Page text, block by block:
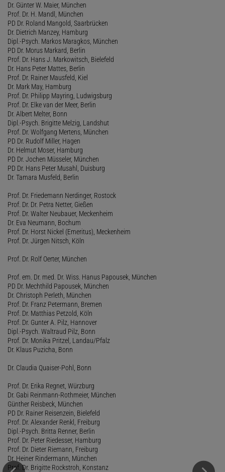
Dr. Günter W. Maier, München
Prof. Dr. H. Mandl, München
PD Dr. Roland Mangold, Saarbrücken
Dr. Dietrich Manzey, Hamburg
Dipl.-Psych. Markos Maragkos, München
PD Dr. Morus Markard, Berlin
Prof. Dr. Hans J. Markowitsch, Bielefeld
Dr. Hans Peter Mattes, Berlin
Prof. Dr. Rainer Mausfeld, Kiel
Dr. Mark May, Hamburg
Prof. Dr. Philipp Mayring, Ludwigsburg
Prof. Dr. Elke van der Meer, Berlin
Dr. Albert Melter, Bonn
Dipl.-Psych. Brigitte Melzig, Landshut
Prof. Dr. Wolfgang Mertens, München
PD Dr. Rudolf Miller, Hagen
Dr. Helmut Moser, Hamburg
PD Dr. Jochen Müsseler, München
PD Dr. Hans Peter Musahl, Duisburg
Dr. Tamara Musfeld, Berlin
Prof. Dr. Friedemann Nerdinger, Rostock
Prof. Dr. Dr. Petra Netter, Gießen
Prof. Dr. Walter Neubauer, Meckenheim
Dr. Eva Neumann, Bochum
Prof. Dr. Horst Nickel (Emeritus), Meckenheim
Prof. Dr. Jürgen Nitsch, Köln
Prof. Dr. Rolf Oerter, München
Prof. em. Dr. med. Dr. Wiss. Hanus Papousek, München
PD Dr. Mechthild Papousek, München
Dr. Christoph Perleth, München
Prof. Dr. Franz Petermann, Bremen
Prof. Dr. Matthias Petzold, Köln
Prof. Dr. Gunter A. Pilz, Hannover
Dipl.-Psych. Waltraud Pilz, Bonn
Prof. Dr. Monika Pritzel, Landau/Pfalz
Dr. Klaus Puzicha, Bonn
Dr. Claudia Quaiser-Pohl, Bonn
Prof. Dr. Erika Regnet, Würzburg
Dr. Gabi Reinmann-Rothmeier, München
Günther Reisbeck, München
PD Dr. Rainer Reisenzein, Bielefeld
Prof. Dr. Alexander Renkl, Freiburg
Dipl.-Psych. Britta Renner, Berlin
Prof. Dr. Peter Riedesser, Hamburg
Prof. Dr. Dieter Riemann, Freiburg
Dr. Heiner Rindermann, München
Prof. Dr. Brigitte Rockstroh, Konstanz